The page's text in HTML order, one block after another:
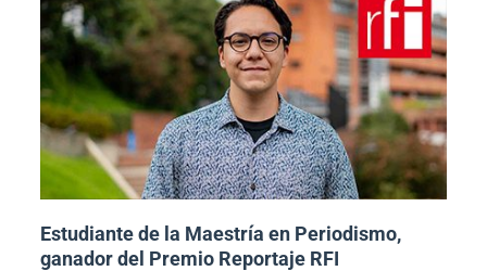
Estudiante de la Maestría en Periodismo,
ganador del Premio Reportaje RFI